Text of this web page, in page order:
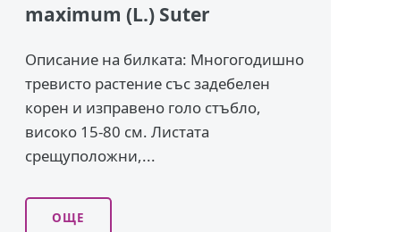
maximum (L.) Suter
Описание на билката: Многогодишно
тревисто растение със задебелен
корен и изправено го­ло стъбло,
високо 15-80 см. Листата
срещуположни,...
ОЩЕ